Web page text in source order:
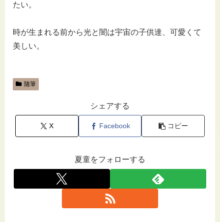
たい。
時が生まれる前から光と闇は宇宙の子供達、可愛くて
美しい。
随筆
シェアする
X Facebook コピー
夏童をフォローする